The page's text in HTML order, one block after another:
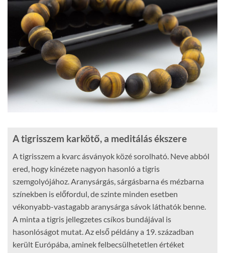
A tigrisszem karkötő, a meditálás ékszere
A tigrisszem a kvarc ásványok közé sorolható. Neve abból
ered, hogy kinézete nagyon hasonló a tigris
szemgolyójához. Aranysárgás, sárgásbarna és mézbarna
színekben is előfordul, de szinte minden esetben
vékonyabb-vastagabb aranysárga sávok láthatók benne.
A minta a tigris jellegzetes csíkos bundájával is
hasonlóságot mutat. Az első példány a 19. században
került Európába, aminek felbecsülhetetlen értéket